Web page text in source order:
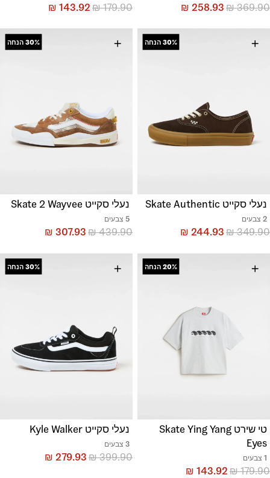
₪369.90
₪ 258.93
₪179.90
₪ 143.92
+
30% הנחה
נעלי סקייט Skate Authentic
2 צבעים
₪349.90
₪ 244.93
+
30% הנחה
נעלי סקייט Skate 2 Wayvee
5 צבעים
₪439.90
₪ 307.93
+
20% הנחה
טי שירט Skate Ying Yang
Eyes
1 צבעים
₪179.90
₪ 143.92
+
30% הנחה
נעלי סקייט Kyle Walker
3 צבעים
₪399.90
₪ 279.93